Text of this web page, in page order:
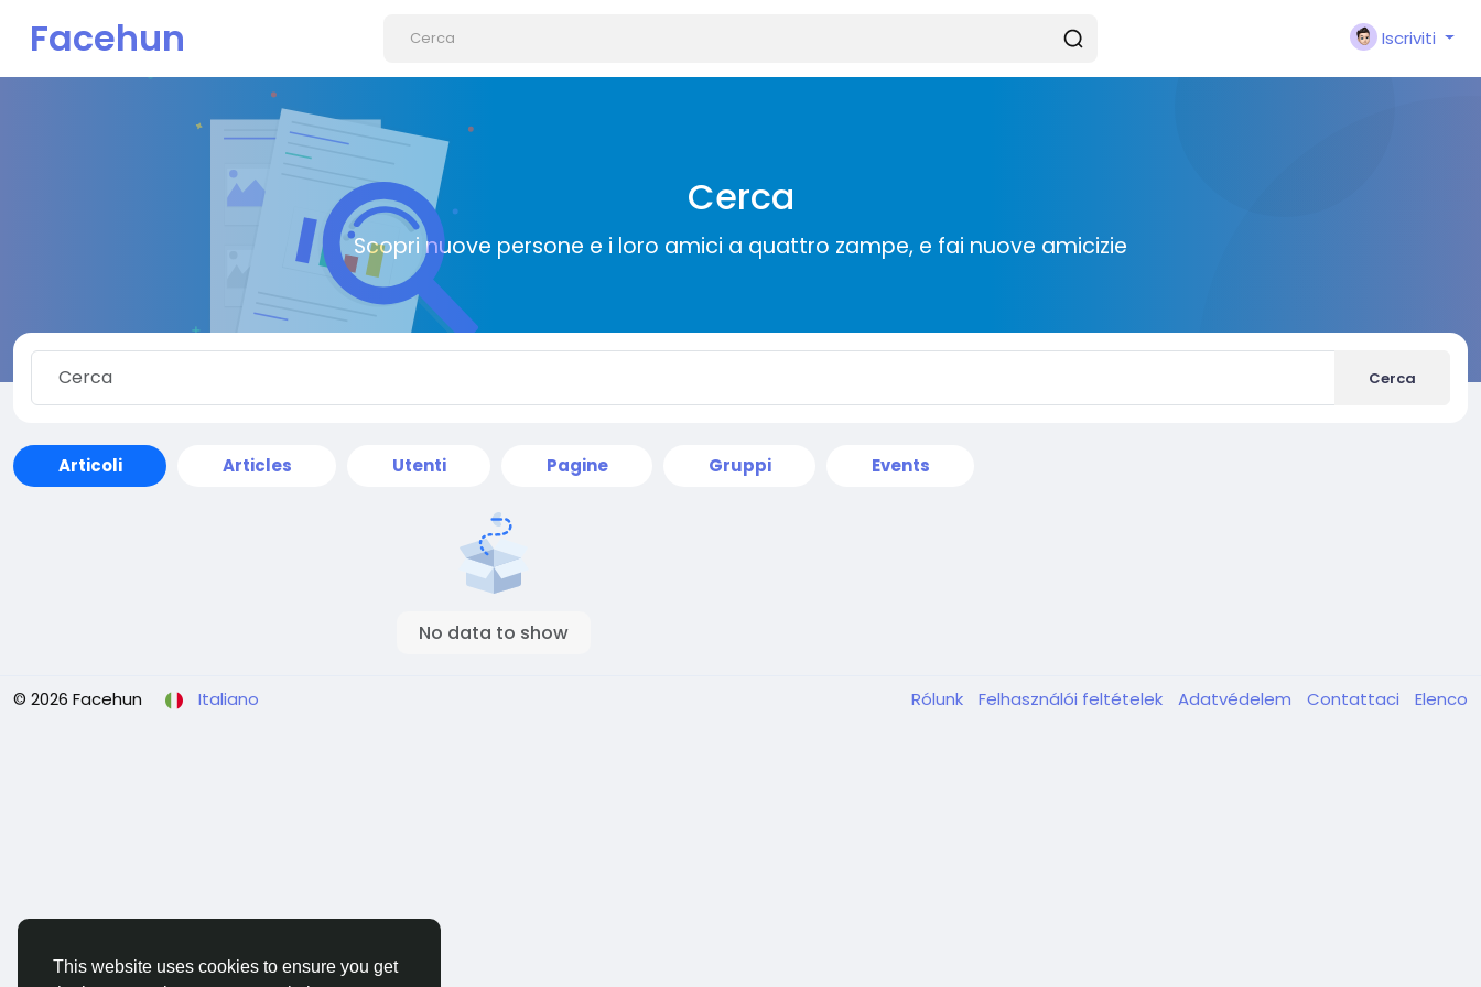
This website uses cookies to ensure you get
Facehun Iscriviti
Cerca
Scopri nuove persone e i loro amici a quattro zampe, e fai nuove amicizie
Cerca
Articoli Articles Utenti Pagine Gruppi Events
No data to show
© 2026 Facehun Italiano Rólunk Felhasználói feltételek Adatvédelem Contattaci Elenco